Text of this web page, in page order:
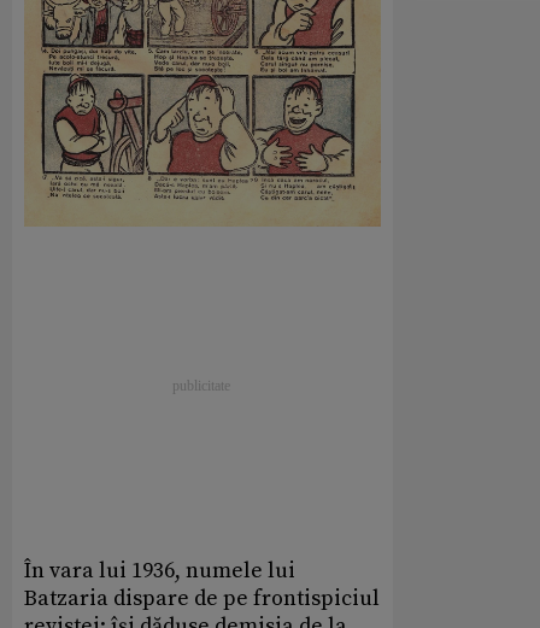
În vara lui 1936, numele lui
Batzaria dispare de pe frontispiciul